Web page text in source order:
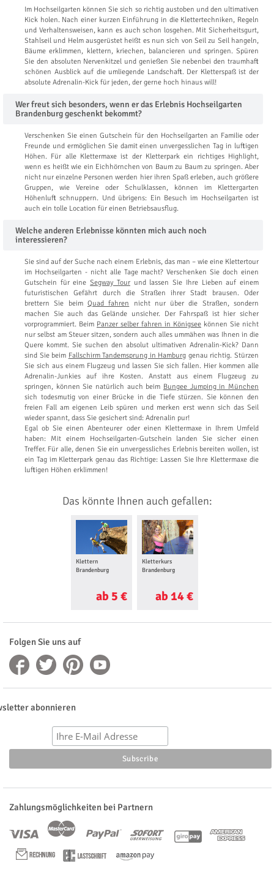
Im Hochseilgarten können Sie sich so richtig austoben und den ultimativen
Kick holen. Nach einer kurzen Einführung in die Klettertechniken, Regeln
und Verhaltensweisen, kann es auch schon losgehen. Mit Sicherheitsgurt,
Stahlseil und Helm ausgerüstet heißt es nun sich von Seil zu Seil hangeln,
Bäume erklimmen, klettern, kriechen, balancieren und springen. Spüren
Sie den absoluten Nervenkitzel und genießen Sie nebenbei den traumhaft
schönen Ausblick auf die umliegende Landschaft. Der Kletterspaß ist der
absolute Adrenalin-Kick für jeden, der gerne hoch hinaus will!
Wer freut sich besonders, wenn er das Erlebnis Hochseilgarten
Brandenburg geschenkt bekommt?
Verschenken Sie einen Gutschein für den Hochseilgarten an Familie oder
Freunde und ermöglichen Sie damit einen unvergesslichen Tag in luftigen
Höhen. Für alle Klettermaxe ist der Kletterpark ein richtiges Highlight,
wenn es heißt wie ein Eichhörnchen von Baum zu Baum zu springen. Aber
nicht nur einzelne Personen werden hier ihren Spaß erleben, auch größere
Gruppen, wie Vereine oder Schulklassen, können im Klettergarten
Höhenluft schnuppern. Und übrigens: Ein Besuch im Hochseilgarten ist
auch ein tolle Location für einen Betriebsausflug.
Welche anderen Erlebnisse könnten mich auch noch
interessieren?
Sie sind auf der Suche nach einem Erlebnis, das man – wie eine Klettertour
im Hochseilgarten - nicht alle Tage macht? Verschenken Sie doch einen
Gutschein für eineSegway Tourund lassen Sie Ihre Lieben auf einem
futuristischen Gefährt durch die Straßen ihrer Stadt brausen. Oder
brettern Sie beim Quad fahren nicht nur über die Straßen, sondern
machen Sie auch das Gelände unsicher. Der Fahrspaß ist hier sicher
vorprogrammiert. Beim Panzer selber fahren in Königsee können Sie nicht
nur selbst am Steuer sitzen, sondern auch alles ummähen was Ihnen in die
Quere kommt. Sie suchen den absolut ultimativen Adrenalin-Kick? Dann
sind Sie beim Fallschirm Tandemsprung in Hamburg genau richtig. Stürzen
Sie sich aus einem Flugzeug und lassen Sie sich fallen. Hier kommen alle
Adrenalin-Junkies auf ihre Kosten. Anstatt aus einem Flugzeug zu
springen, können Sie natürlich auch beim Bungee Jumping in München
sich todesmutig von einer Brücke in die Tiefe stürzen. Sie können den
freien Fall am eigenen Leib spüren und merken erst wenn sich das Seil
wieder spannt, dass Sie gesichert sind: Adrenalin pur!
Egal ob Sie einen Abenteurer oder einen Klettermaxe in Ihrem Umfeld
haben: Mit einem Hochseilgarten-Gutschein landen Sie sicher einen
Treffer. Für alle, denen Sie ein unvergessliches Erlebnis bereiten wollen, ist
ein Tag im Kletterpark genau das Richtige: Lassen Sie Ihre Klettermaxe die
luftigen Höhen erklimmen!
Das könnte Ihnen auch gefallen:
Klettern
Brandenburg
ab 5 €
Kletterkurs
Brandenburg
ab 14 €
Folgen Sie uns auf
abonnieren
Zahlungsmöglichkeiten bei Partnern